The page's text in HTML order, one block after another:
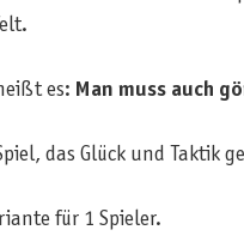
es: Man muss auch
das Glück und Taktik
für 1 Spieler.